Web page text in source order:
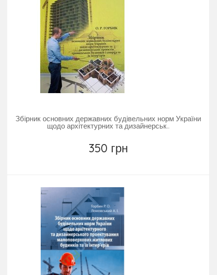
Збірник основних державних будівельних норм України
щодо архітектурних та дизайнерськ..
350 грн